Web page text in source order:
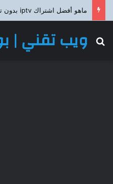
ماهو أفضل اشتراك iptv بدون تقيطع ؟
ويب تقني |
بحث عن